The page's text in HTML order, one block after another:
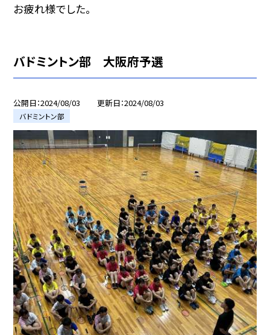
お疲れ様でした。
バドミントン部 大阪府予選
公開日 2024/08/03 更新日 2024/08/03
バドミントン部